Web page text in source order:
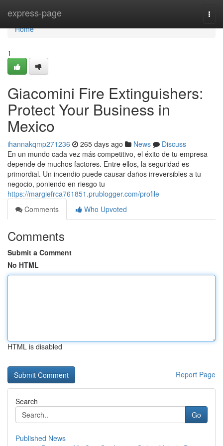
express-page
Home
Home
1
Giacomini Fire Extinguishers:
Protect Your Business in
Mexico
ihannakqmp271236 265 days ago News
Discuss
En un mundo cada vez más competitivo, el éxito de tu empresa
depende de muchos factores. Entre ellos, la seguridad es
primordial. Un incendio puede causar daños irreversibles a tu
negocio, poniendo en riesgo tu
https://margiefrca761851.prublogger.com/profile
Comments
Who Upvoted
Comments
Submit a Comment
No HTML
HTML is disabled
Report Page
Search
Go
Published News